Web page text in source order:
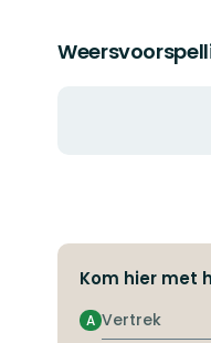
Kom hier met
Vertrek
A